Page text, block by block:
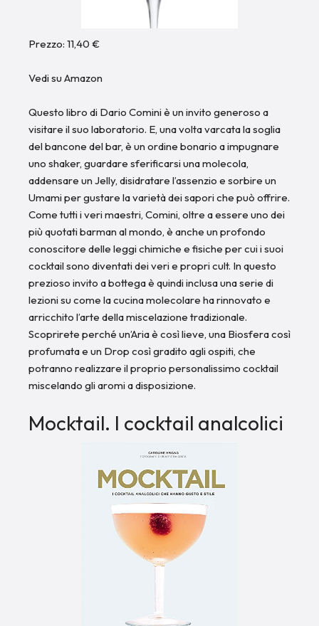
Prezzo: 11,40 €
Vedi su Amazon
Questo libro di Dario Comini è un invito generoso a
visitare il suo laboratorio. E, una volta varcata la soglia
del bancone del bar, è un ordine bonario a impugnare
uno shaker, guardare sferificarsi una molecola,
addensare un Jelly, disidratare l’assenzio e sorbire un
Umami per gustare la varietà dei sapori che può offrire.
Come tutti i veri maestri, Comini, oltre a essere uno dei
più quotati barman al mondo, è anche un profondo
conoscitore delle leggi chimiche e fisiche per cui i suoi
cocktail sono diventati dei veri e propri cult. In questo
prezioso invito a bottega è quindi inclusa una serie di
lezioni su come la cucina molecolare ha rinnovato e
arricchito l’arte della miscelazione tradizionale.
Scoprirete perché un’Aria è così lieve, una Biosfera così
profumata e un Drop così gradito agli ospiti, che
potranno realizzare il proprio personalissimo cocktail
miscelando gli aromi a disposizione.
Mocktail. I cocktail analcolici